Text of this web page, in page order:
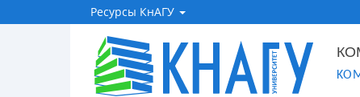
Ресурсы КнАГУ